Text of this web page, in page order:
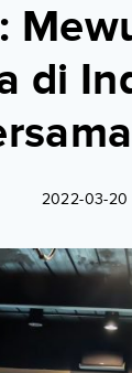
di
2022-03-20